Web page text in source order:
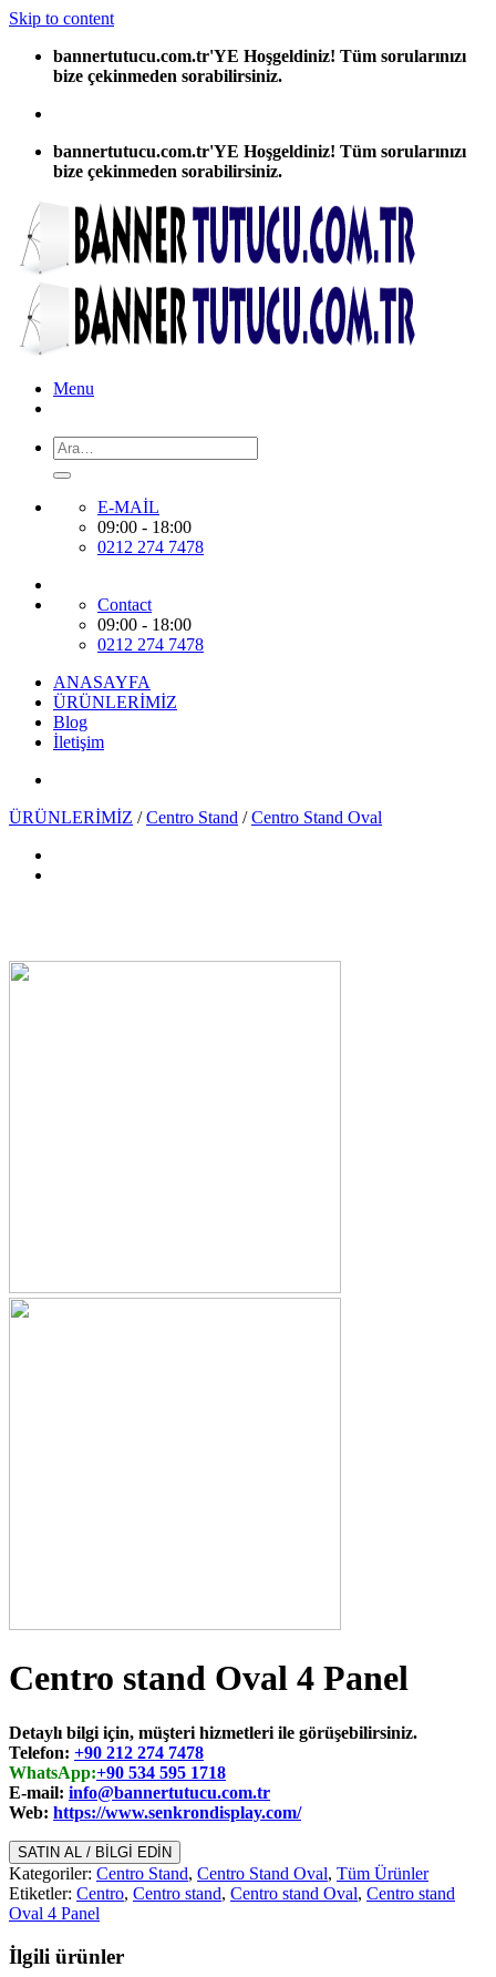
Skip to content
bannertutucu.com.tr'YE Hoşgeldiniz! Tüm sorularınızı
bize çekinmeden sorabilirsiniz.
bannertutucu.com.tr'YE Hoşgeldiniz! Tüm sorularınızı
bize çekinmeden sorabilirsiniz.
Menu
E-MAİL
09:00 - 18:00
0212 274 7478
Contact
09:00 - 18:00
0212 274 7478
ANASAYFA
ÜRÜNLERİMİZ
Blog
İletişim
ÜRÜNLERİMİZ / Centro Stand / Centro Stand Oval
Centro stand Oval 4 Panel
Detaylı bilgi için, müşteri hizmetleri ile görüşebilirsiniz.
Telefon: +90 212 274 7478
WhatsApp:+90 534 595 1718
E-mail: info@bannertutucu.com.tr
Web: https://www.senkrondisplay.com/
SATIN AL / BİLGİ EDİN
Kategoriler: Centro Stand, Centro Stand Oval, Tüm Ürünler
Etiketler: Centro, Centro stand, Centro stand Oval, Centro stand
Oval 4 Panel
İlgili ürünler